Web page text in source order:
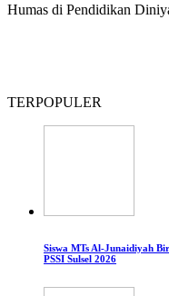
Humas di Pendidikan
TERPOPULER
Siswa MTs Al-Junaidiyah
PSSI Sulsel 2026